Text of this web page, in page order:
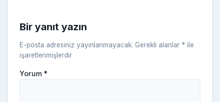
ki
Bir yanıt yazın
E-posta adresiniz yayınlanmayacak. Gerekli alanlar * ile
işaretlenmişlerdir
Yorum *